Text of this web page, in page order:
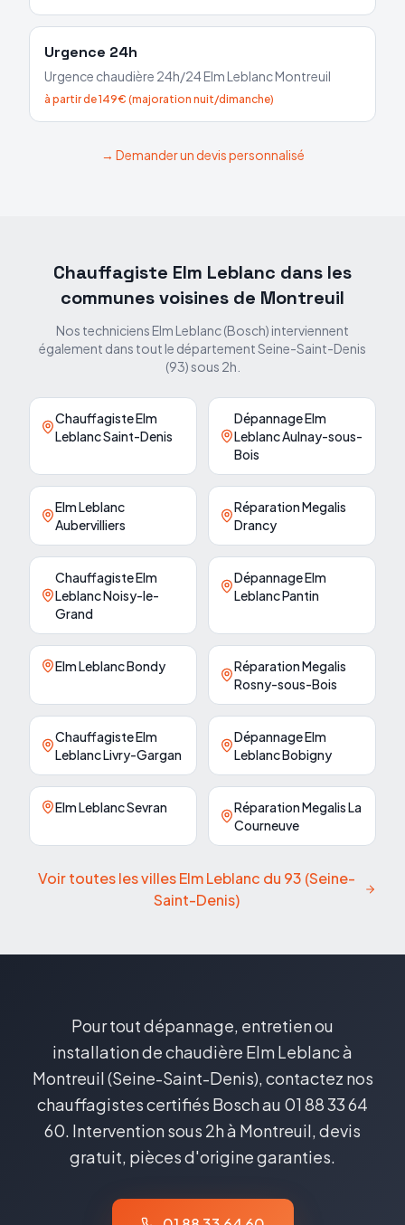
Urgence 24h
Urgence chaudière 24h/24Elm LeblancMontreuil
à partir de 149€ (majoration nuit/dimanche)
→ Demander un devis personnalisé
Chauffagiste Elm Leblanc dans les
communes voisines de Montreuil
Nos techniciens Elm Leblanc (Bosch) interviennent
également dans tout le départementSeine-Saint-Denis
(93) sous 2h.
Chauffagiste Elm
Leblanc Saint-Denis
Dépannage Elm
Leblanc Aulnay-sous-
Bois
Elm Leblanc
Aubervilliers
Réparation Megalis
Drancy
Chauffagiste Elm
Leblanc Noisy-le-
Grand
Dépannage Elm
Leblanc Pantin
Elm Leblanc Bondy
Réparation Megalis
Rosny-sous-Bois
Chauffagiste Elm
Leblanc Livry-Gargan
Dépannage Elm
Leblanc Bobigny
Elm Leblanc Sevran
Réparation Megalis La
Courneuve
Voir toutes les villes Elm Leblanc du 93 (Seine-
Saint-Denis)
Pour tout dépannage, entretien ou
installation de chaudière Elm Leblanc à
Montreuil (Seine-Saint-Denis), contactez nos
chauffagistes certifiés Bosch au 01 88 33 64
60. Intervention sous 2h à Montreuil, devis
gratuit, pièces d'origine garanties.